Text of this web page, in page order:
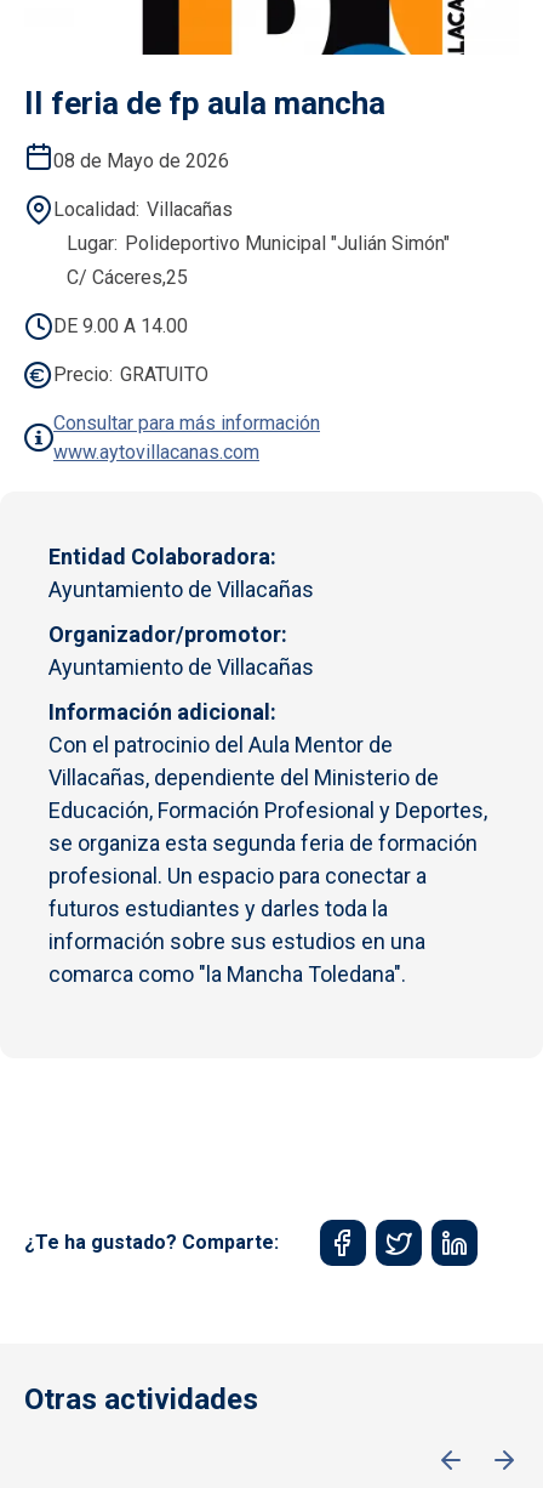
II feria de fp aula mancha
08 de Mayo de 2026
Localidad Villacañas
Lugar Polideportivo Municipal "Julián Simón"
C/ Cáceres,25
DE 9.00 A 14.00
Precio GRATUITO
Consultar para más información
www.aytovillacanas.com
Entidad Colaboradora
Ayuntamiento de Villacañas
Organizador/promotor
Ayuntamiento de Villacañas
Información adicional
Con el patrocinio del Aula Mentor de
Villacañas, dependiente del Ministerio de
Educación, Formación Profesional y Deportes,
se organiza esta segunda feria de formación
profesional. Un espacio para conectar a
futuros estudiantes y darles toda la
información sobre sus estudios en una
comarca como "la Mancha Toledana".
¿Te ha gustado? Comparte:
Otras actividades